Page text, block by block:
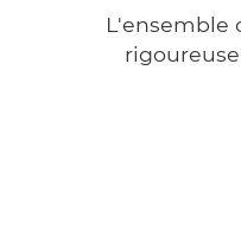
L'ensemble